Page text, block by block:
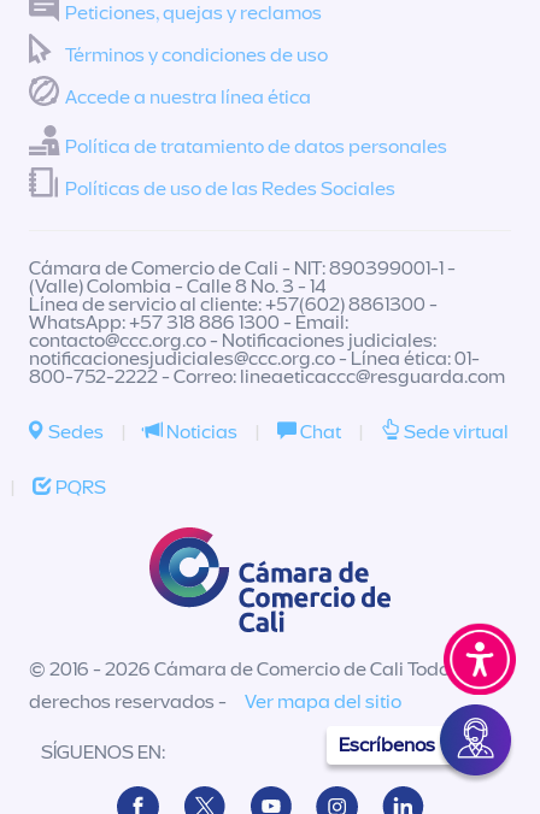
Escríbenos
Peticiones, quejas y reclamos
Términos y condiciones de uso
Accede a nuestra línea ética
Política de tratamiento de datos personales
Políticas de uso de las Redes Sociales
Cámara de Comercio de Cali - NIT: 890399001-1 -
(Valle) Colombia - Calle 8 No. 3 - 14
Línea de servicio al cliente: +57(602) 8861300 -
WhatsApp: +57 318 886 1300 - Email:
contacto@ccc.org.co- Notificaciones judiciales:
notificacionesjudiciales@ccc.org.co- Línea ética: 01-
800-752-2222 - Correo: lineaeticaccc@resguarda.com
Sedes | Noticias | Chat | Sede virtual
| PQRS
© 2016 - 2026 Cámara de Comercio de Cali Todos los
derechos reservados -
Ver mapa del sitio
SÍGUENOS EN: